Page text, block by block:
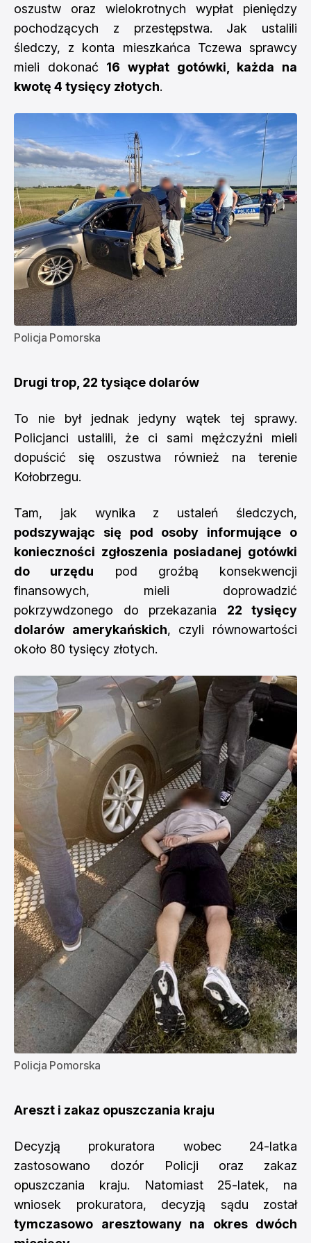
oszustw oraz wielokrotnych wypłat pieniędzy
pochodzących z przestępstwa. Jak ustalili
śledczy, z konta mieszkańca Tczewa sprawcy
mieli dokonać 16 wypłat gotówki, każda na
kwotę 4 tysięcy złotych.
Policja Pomorska
Drugi trop, 22 tysiące dolarów
To nie był jednak jedyny wątek tej sprawy.
Policjanci ustalili, że ci sami mężczyźni mieli
dopuścić się oszustwa również na terenie
Kołobrzegu.
Tam, jak wynika z ustaleń śledczych,
podszywając się pod osoby informujące o
konieczności zgłoszenia posiadanej gotówki
do urzędu pod groźbą konsekwencji
finansowych, mieli doprowadzić
pokrzywdzonego do przekazania 22 tysięcy
dolarów amerykańskich, czyli równowartości
około 80 tysięcy złotych.
Policja Pomorska
Areszt i zakaz opuszczania kraju
Decyzją prokuratora wobec 24-latka
zastosowano dozór Policji oraz zakaz
opuszczania kraju. Natomiast 25-latek, na
wniosek prokuratora, decyzją sądu został
tymczasowo aresztowany na okres dwóch